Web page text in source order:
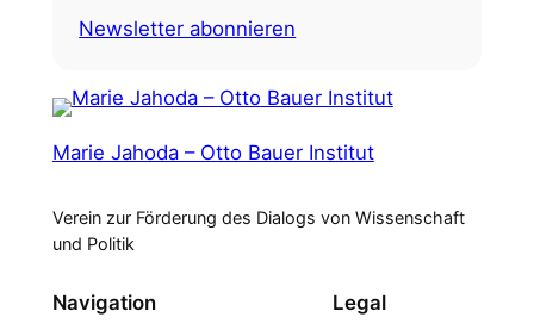
Newsletter abonnieren
Marie Jahoda – Otto Bauer Institut
Verein zur Förderung des Dialogs von Wissenschaft
und Politik
Navigation Legal